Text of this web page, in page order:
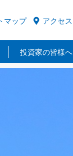
マップ アクセス
投資家の皆様へ